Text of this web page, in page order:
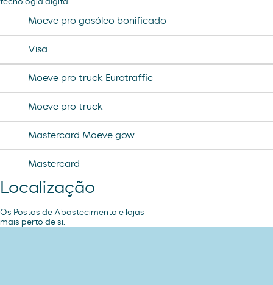
desodorante spray axe
chorizo revilla
helado magnun
helado calippo
tecnologia digital.
Moeve pro gasóleo bonificado
Visa
Moeve pro truck Eurotraffic
Moeve pro truck
Mastercard Moeve gow
Mastercard
Localização
Os Postos de Abastecimento e lojas
mais perto de si.